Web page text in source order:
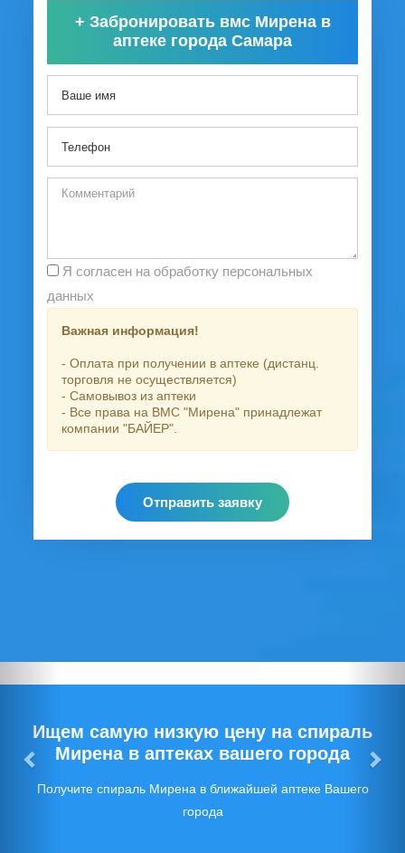
+ Забронировать вмс Мирена в
аптеке города Самара
данных
Важная информация!
- Оплата при получении в аптеке (дистанц.
торговля не осуществляется)
- Самовывоз из аптеки
- Все права на ВМС "Мирена" принадлежат
компании "БАЙЕР".
Отправить заявку
Ищем самую низкую цену на спираль
Мирена в аптеках вашего города
Получите спираль Мирена в ближайшей аптеке Вашего
города